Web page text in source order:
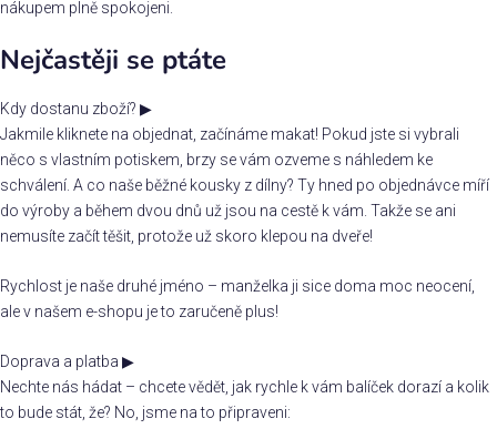
nákupem plně spokojeni.
Nejčastěji se ptáte
Kdy dostanu zboží? ▶
Jakmile kliknete na objednat, začínáme makat! Pokud jste si vybrali
něco s vlastním potiskem, brzy se vám ozveme s náhledem ke
schválení. A co naše běžné kousky z dílny? Ty hned po objednávce míří
do výroby a během dvou dnů už jsou na cestě k vám. Takže se ani
nemusíte začít těšit, protože už skoro klepou na dveře!
Rychlost je naše druhé jméno – manželka ji sice doma moc neocení,
ale v našem e-shopu je to zaručeně plus!
Doprava a platba ▶
Nechte nás hádat – chcete vědět, jak rychle k vám balíček dorazí a kolik
to bude stát, že? No, jsme na to připraveni: